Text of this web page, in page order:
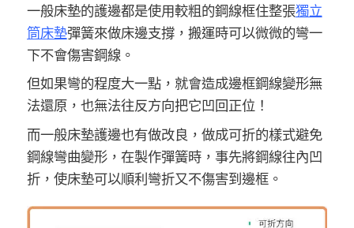
一般床墊的護邊都是使用較粗的鋼線框住整張獨立
筒床墊彈簧來做床邊支撐，搬運時可以微微的彎一
下不會傷害鋼線。
但如果彎的程度大一點，就會造成邊框鋼線變形無
法還原，也無法往反方向把它凹回正位！
而一般床墊護邊也有做改良，做成可折的樣式避免
鋼線彎曲變形，在製作彈簧時，事先將鋼線往內凹
折，使床墊可以順利彎折又不傷害到邊框。